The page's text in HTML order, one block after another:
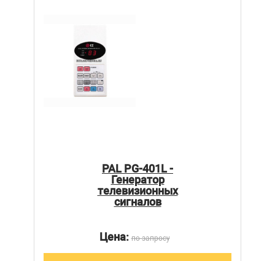
PAL PG-401L -
Генератор
телевизионных
сигналов
Цена:по запросу